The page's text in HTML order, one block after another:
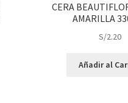
CERA
AMARILLA
S/2.20
Añadir al